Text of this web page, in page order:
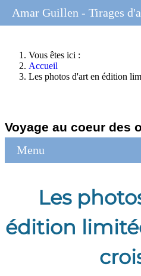
Vous êtes ici :
Accueil
Les photos d'art en édition
Voyage au coeur des
Menu
Les
édition
Amar Guillen - Tirages